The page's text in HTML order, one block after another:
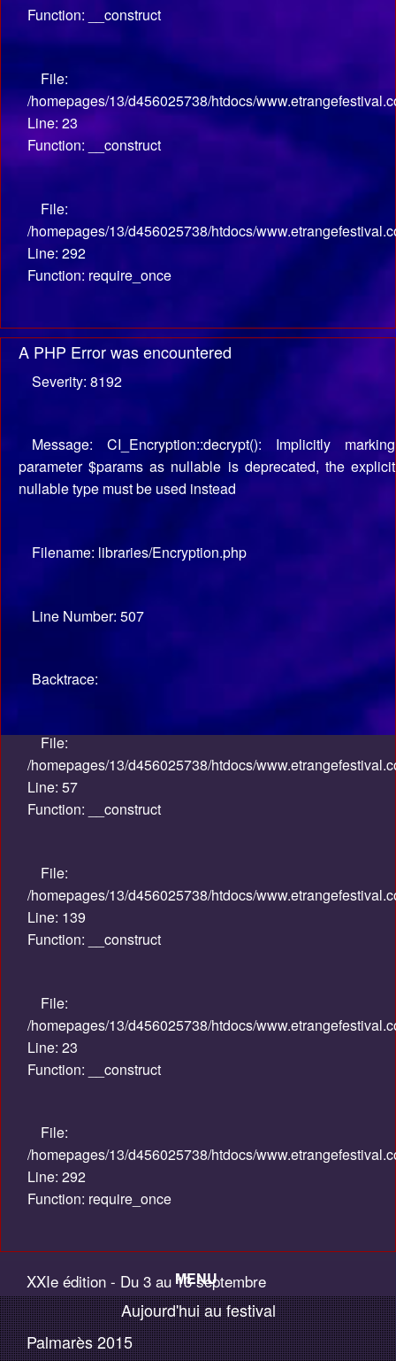
Function: __construct
File:
/homepages/13/d456025738/htdocs/
Line: 23
Function: __construct
File:
/homepages/13/d456025738/htdocs/
Line: 292
Function: require_once
A PHP Error was encountered
Severity: 8192
Message: CI_Encryption::decrypt(): Implicitly marking
parameter $params as nullable is deprecated, the explicit
nullable type must be used instead
Filename: libraries/Encryption.php
Line Number: 507
Backtrace:
File:
/homepages/13/d456025738/htdocs/
Line: 57
Function: __construct
File:
/homepages/13/d456025738/htdocs/
Line: 139
Function: __construct
File:
/homepages/13/d456025738/htdocs/
Line: 23
Function: __construct
File:
/homepages/13/d456025738/htdocs/
Line: 292
Function: require_once
XXIe édition - Du 3 au 13 septembre
2015
MENU
Accueil
Palmarès / Compétitions
Aujourd'hui au festival
Palmarès 2015